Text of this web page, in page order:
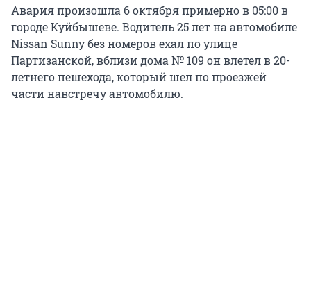
Авария произошла 6 октября примерно в 05:00 в
городе Куйбышеве. Водитель 25 лет на автомобиле
Nissan Sunny без номеров ехал по улице
Партизанской, вблизи дома № 109 он влетел в 20-
летнего пешехода, который шел по проезжей
части навстречу автомобилю.